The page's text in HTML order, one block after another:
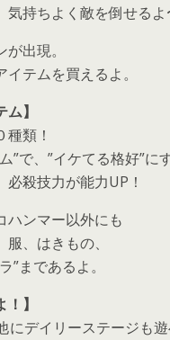
気持ちよく敵を倒せるよ
出現。
テムを買えるよ。
】
類！
”で、”イケてる格好”に
殺技力が能力UP！
ハンマー以外にも
、はきもの、
”まであるよ。
】
にデイリーステージも遊